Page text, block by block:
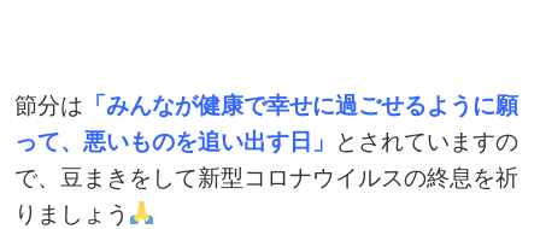
節分は 「みんなが健康で幸せに過ごせるように願
って、悪いものを追い出す日」
とされていますの
で、豆まきをして新型コロナウイルスの終息を祈
りましょう